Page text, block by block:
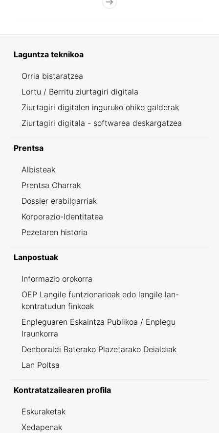
Laguntza teknikoa
Orria bistaratzea
Lortu / Berritu ziurtagiri digitala
Ziurtagiri digitalen inguruko ohiko galderak
Ziurtagiri digitala - softwarea deskargatzea
Prentsa
Albisteak
Prentsa Oharrak
Dossier erabilgarriak
Korporazio-Identitatea
Pezetaren historia
Lanpostuak
Informazio orokorra
OEP Langile funtzionarioak edo langile lan-
kontratudun finkoak
Enpleguaren Eskaintza Publikoa / Enplegu
Iraunkorra
Denboraldi Baterako Plazetarako Deialdiak
Lan Poltsa
Kontratatzailearen profila
Eskuraketak
Xedapenak